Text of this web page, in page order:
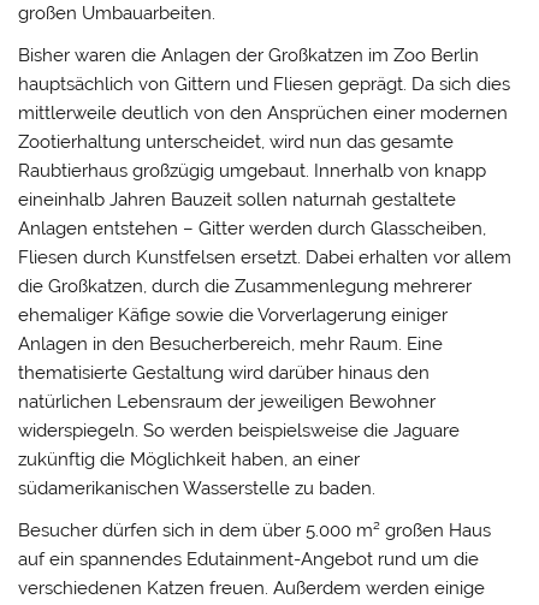
großen Umbauarbeiten.
Bisher waren die Anlagen der Großkatzen im Zoo Berlin
hauptsächlich von Gittern und Fliesen geprägt. Da sich dies
mittlerweile deutlich von den Ansprüchen einer modernen
Zootierhaltung unterscheidet, wird nun das gesamte
Raubtierhaus großzügig umgebaut. Innerhalb von knapp
eineinhalb Jahren Bauzeit sollen naturnah gestaltete
Anlagen entstehen – Gitter werden durch Glasscheiben,
Fliesen durch Kunstfelsen ersetzt. Dabei erhalten vor allem
die Großkatzen, durch die Zusammenlegung mehrerer
ehemaliger Käfige sowie die Vorverlagerung einiger
Anlagen in den Besucherbereich, mehr Raum. Eine
thematisierte Gestaltung wird darüber hinaus den
natürlichen Lebensraum der jeweiligen Bewohner
widerspiegeln. So werden beispielsweise die Jaguare
zukünftig die Möglichkeit haben, an einer
südamerikanischen Wasserstelle zu baden.
Besucher dürfen sich in dem über 5.000 m² großen Haus
auf ein spannendes Edutainment-Angebot rund um die
verschiedenen Katzen freuen. Außerdem werden einige